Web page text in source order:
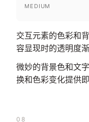
MEDIUM
交互元素的色彩和
容显现时的透明度
微妙的背景色和文
换和色彩变化提供
08